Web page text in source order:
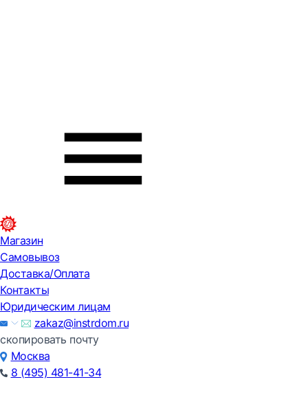
Магазин
Самовывоз
Доставка/Оплата
Контакты
Юридическим лицам
zakaz@instrdom.ru
скопировать почту
Москва
8 (495) 481-41-34